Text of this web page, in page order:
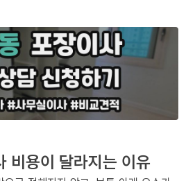
비용이 달라지는 이유